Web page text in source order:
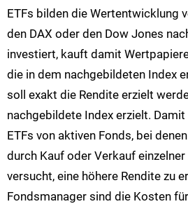
ETFs bilden die Wertentwicklung
den DAX oder den Dow Jones
investiert, kauft damit
die in dem nachgebildeten Index
soll exakt die Rendite erzielt
nachgebildete Index erzielt.
ETFs von aktiven Fonds, bei
durch Kauf oder Verkauf
versucht, eine höhere Rendite zu
Fondsmanager sind die Kosten